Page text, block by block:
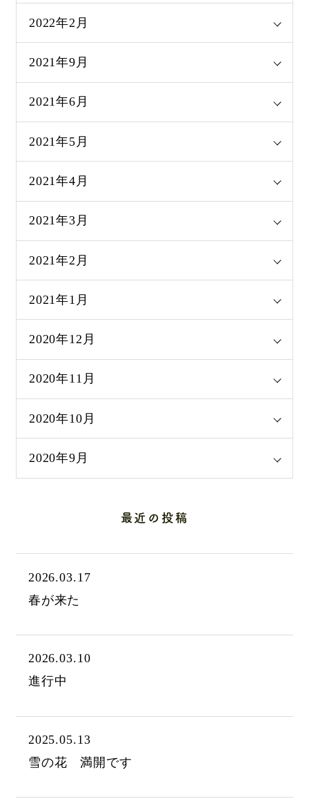
2022年2月
2021年9月
2021年6月
2021年5月
2021年4月
2021年3月
2021年2月
2021年1月
2020年12月
2020年11月
2020年10月
2020年9月
最近の投稿
2026.03.17
春が来た
2026.03.10
進行中
2025.05.13
雪の花 満開です